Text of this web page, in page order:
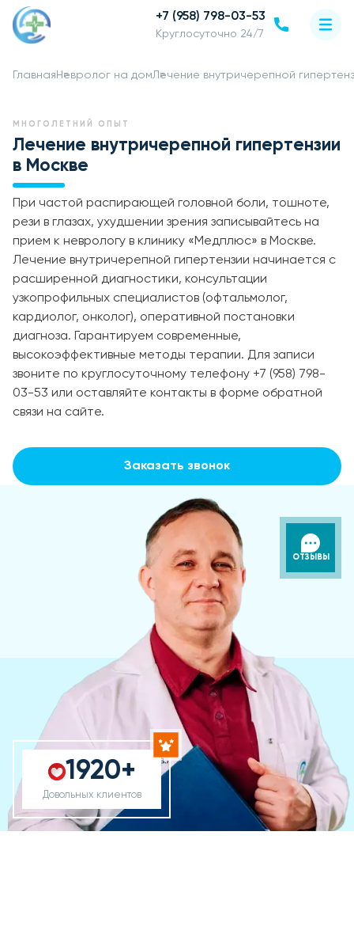
+7 (958) 798-03-53
Круглосуточно 24/7
Главная Невролог на домЛечение внутричерепной
МНОГОЛЕТНИЙ ОПЫТ
Лечение внутричерепной гипертензии
в Москве
При частой распирающей головной боли, тошноте,
рези в глазах, ухудшении зрения записывайтесь на
прием к неврологу в клинику «Медплюс» в Москве.
Лечение внутричерепной гипертензии начинается с
расширенной диагностики, консультации
узкопрофильных специалистов (офтальмолог,
кардиолог, онколог), оперативной постановки
диагноза. Гарантируем современные,
высокоэффективные методы терапии. Для записи
звоните по круглосуточному телефону +7 (958) 798-
03-53 или оставляйте контакты в форме обратной
связи на сайте.
Заказать звонок
1920+
Довольных клиентов
ОТЗЫВЫ